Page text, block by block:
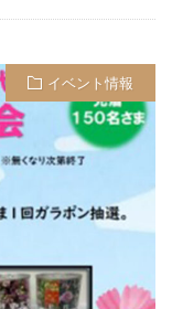
イベント情報